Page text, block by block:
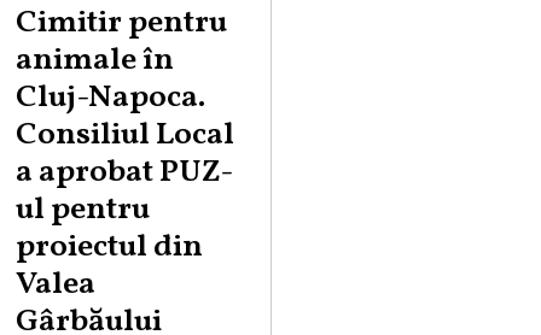
Cimitir pentru
animale în
Cluj-Napoca.
Consiliul Local
a aprobat PUZ-
ul pentru
proiectul din
Valea
Gârbăului